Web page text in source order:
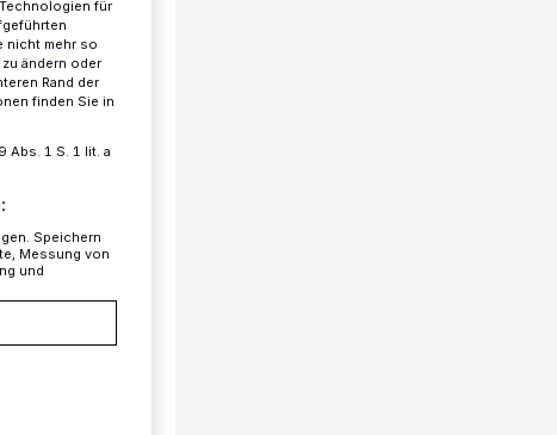
für
nicht mehr so
ändern oder
Rand der
finden Sie in
Abs. 1 S. 1 lit. a
Speichern
Messung von
und